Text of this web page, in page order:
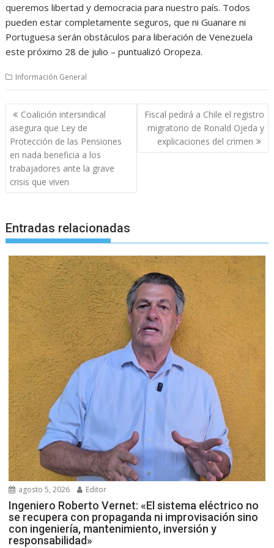
queremos libertad y democracia para nuestro país. Todos
pueden estar completamente seguros, que ni Guanare ni
Portuguesa serán obstáculos para liberación de Venezuela
este próximo 28 de julio – puntualizó Oropeza.
Información General
Navegación
de
entradas
Coalición intersindical
asegura que Ley de
Protección de las Pensiones
en nada beneficia a los
trabajadores ante la grave
crisis que viven
Fiscal pedirá a Chile el registro
migratorio de Ronald Ojeda y
explicaciones del crimen
Entradas relacionadas
agosto 5, 2026 Editor
Ingeniero Roberto Vernet: «El sistema eléctrico no
se recupera con propaganda ni improvisación sino
con ingeniería, mantenimiento, inversión y
responsabilidad»